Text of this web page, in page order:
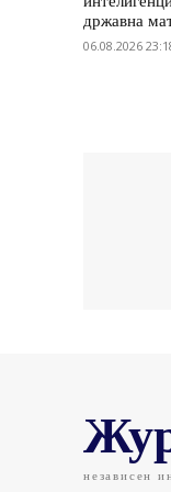
државна
06.08.2026
независен